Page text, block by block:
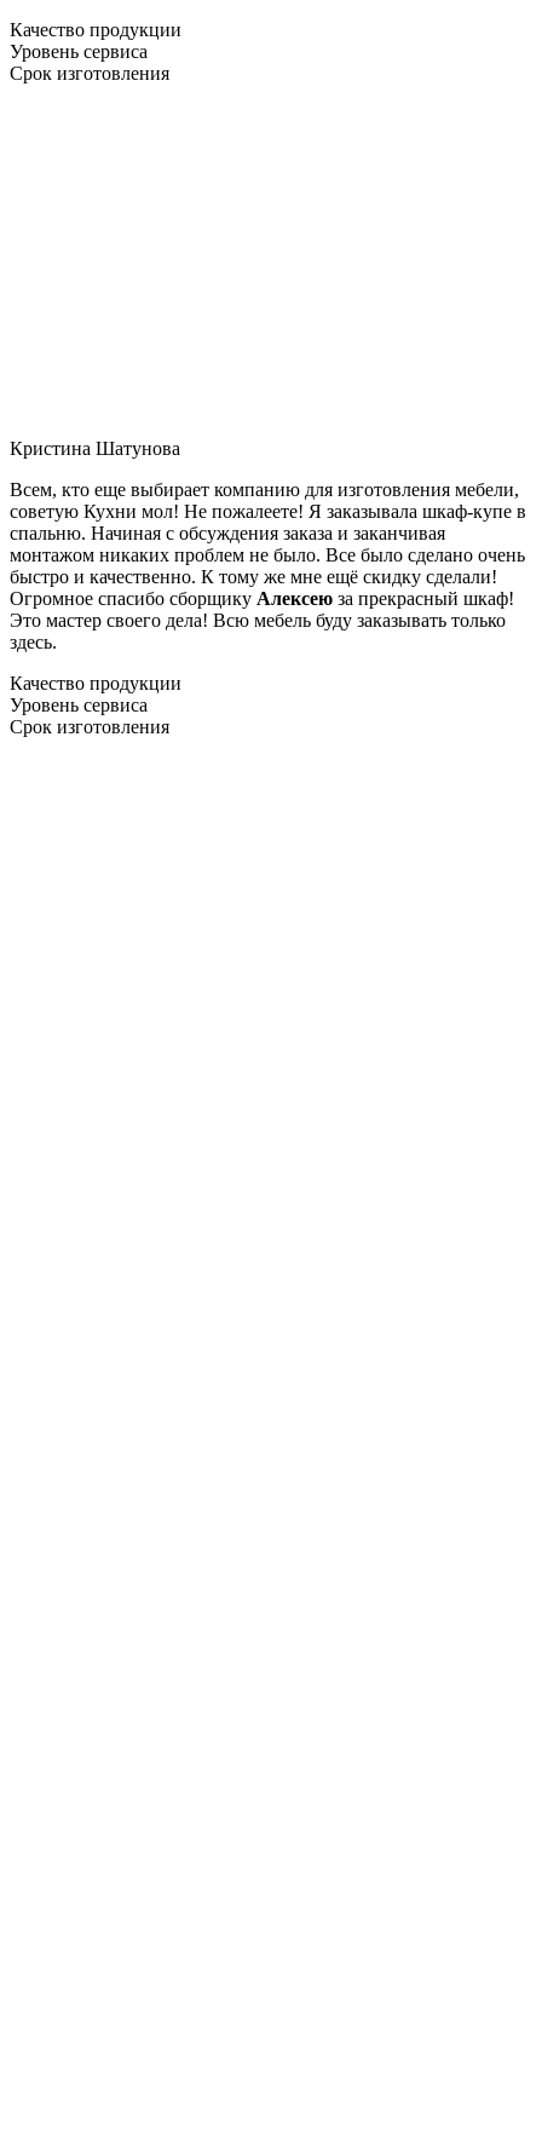
Качество продукции
Уровень сервиса
Срок изготовления
Кристина Шатунова
Всем, кто еще выбирает компанию для изготовления мебели,
советую Кухни мол! Не пожалеете! Я заказывала шкаф-купе в
спальню. Начиная с обсуждения заказа и заканчивая
монтажом никаких проблем не было. Все было сделано очень
быстро и качественно. К тому же мне ещё скидку сделали!
Огромное спасибо сборщику Алексею за прекрасный шкаф!
Это мастер своего дела! Всю мебель буду заказывать только
здесь.
Качество продукции
Уровень сервиса
Срок изготовления